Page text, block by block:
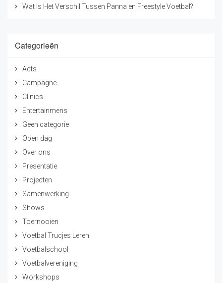
22036598.
Wat Is Het Verschil Tussen Panna en Freestyle Voetbal?
Categorieën
Acts
Campagne
Clinics
Entertainmens
Geen categorie
Open dag
Over ons
Presentatie
Projecten
Samenwerking
Shows
Toernooien
Voetbal Trucjes Leren
Voetbalschool
Voetbalvereniging
Workshops